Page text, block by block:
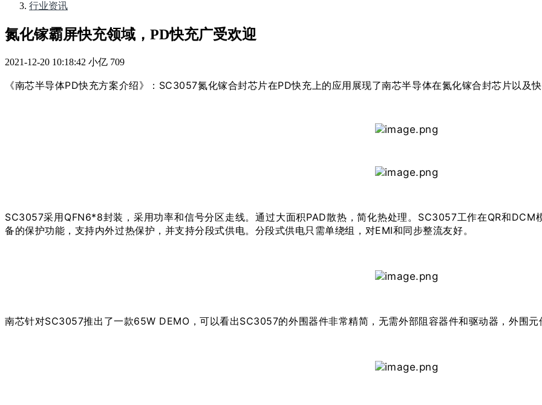
行业资讯
氮化镓霸屏快充领域，PD快充广受欢迎
2021-12-20 10:18:42 小亿 709
《南芯半导体PD快充方案介绍》： SC3057氮化镓合封芯片在PD快充上的应用展现了南芯半导体在氮化镓合封芯片以及
SC3057采用QFN6*8封装，采用功率和信号分区走线。通过大面积PAD散热，简化热处理。SC3057工作在QR和
备的保护功能，支持内外过热保护，并支持分段式供电。分段式供电只需单绕组，对EMI和同步整流友好。
南芯针对SC3057推出了一款65W DEMO，可以看出SC3057的外围器件非常精简，无需外部阻容器件和驱动器，外围元